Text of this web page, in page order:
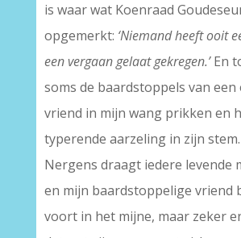
is waar wat Koenraad
opgemerkt: ‘Niemand heeft ooit
een vergaan gelaat gekregen.’En
soms de baardstoppels van een
vriend in mijn wang prikken en
typerende aarzeling in zijn
Nergens draagt iedere levende
en mijn baardstoppelige vriend
voort in het mijne, maar zeker